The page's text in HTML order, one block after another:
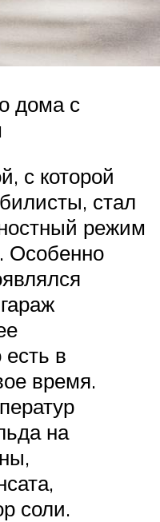
дома с
с которой
стал
режим
Особенно
в
время.
на
соли.